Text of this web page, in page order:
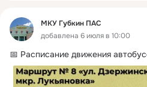
МКУ Губкин ПАС
добавлена 6 июля в 10:00
📅 Расписание движения